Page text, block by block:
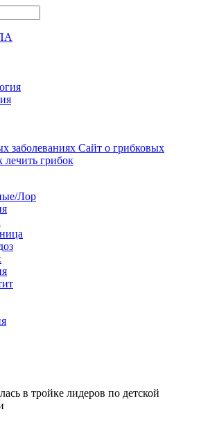
Сайт о грибковых
лечить грибок
Лор
в тройке лидеров по детской